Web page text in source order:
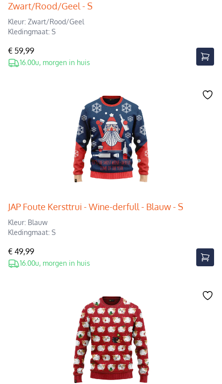
Zwart/Rood/Geel - S
Kleur: Zwart/Rood/Geel
Kledingmaat: S
€ 59,99
16.00u, morgen in huis
JAP Foute Kersttrui - Wine-derfull - Blauw - S
Kleur: Blauw
Kledingmaat: S
€ 49,99
16.00u, morgen in huis